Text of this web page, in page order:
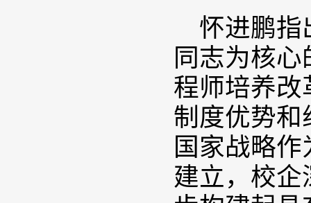
怀进鹏指
同志为核
程师培养改
制度优势和
国家战略
建立，校